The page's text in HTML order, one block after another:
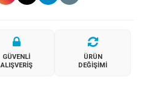
GÜVENLI
ALIŞVERIŞ
ÜRÜN
DEĞIŞIMI